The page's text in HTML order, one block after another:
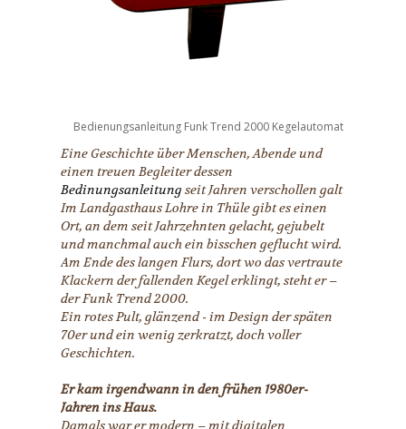
Bedienungsanleitung Funk Trend 2000 Kegelautomat
Eine Geschichte über Menschen, Abende und
einen treuen Begleiter dessen
Bedinungsanleitungseit Jahren verschollen galt
Im Landgasthaus Lohre in Thüle gibt es einen
Ort, an dem seit Jahrzehnten gelacht, gejubelt
und manchmal auch ein bisschen geflucht wird.
Am Ende des langen Flurs, dort wo das vertraute
Klackern der fallenden Kegel erklingt, steht er –
der Funk Trend 2000.
Ein rotes Pult, glänzend - im Design der späten
70er und ein wenig zerkratzt, doch voller
Geschichten.
Er kam irgendwann in den frühen 1980er-
Jahren ins Haus.